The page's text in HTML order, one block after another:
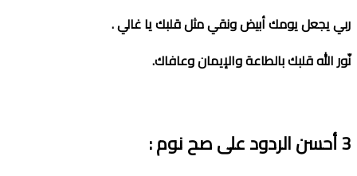
ربي يجعل يومك أبيض ونقي مثل قلبك يا غالي.
نّور الله قلبك بالطاعة والإيمان وعافاك.
3أحسن الردود على صح نوم: